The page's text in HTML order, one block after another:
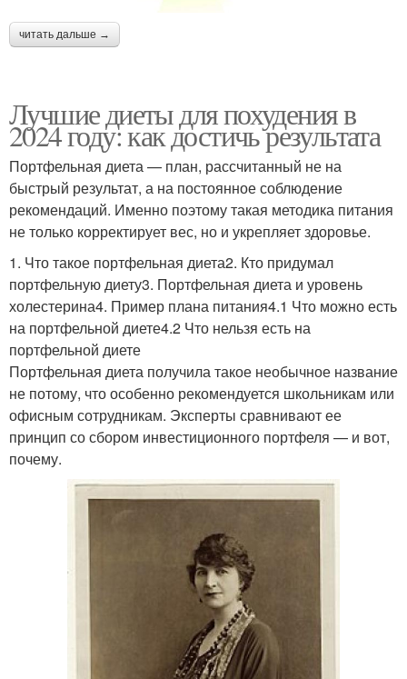
читать дальше →
Лучшие диеты для похудения в
2024 году: как достичь результата
Портфельная диета — план, рассчитанный не на
быстрый результат, а на постоянное соблюдение
рекомендаций. Именно поэтому такая методика питания
не только корректирует вес, но и укрепляет здоровье.
1. Что такое портфельная диета2. Кто придумал
портфельную диету3. Портфельная диета и уровень
холестерина4. Пример плана питания4.1 Что можно есть
на портфельной диете4.2 Что нельзя есть на
портфельной диете
Портфельная диета получила такое необычное название
не потому, что особенно рекомендуется школьникам или
офисным сотрудникам. Эксперты сравнивают ее
принцип со сбором инвестиционного портфеля — и вот,
почему.